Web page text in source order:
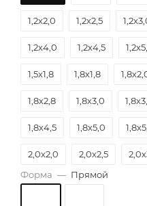
1,2х2,0 1,2х2,5
1,2х4,0 1,2х4,5
1,5х1,8 1,8х1,8
1,8х2,8 1,8х3,0
1,8х4,5 1,8х5,0
2,0х2,0 2,0х2,5
2,0х4,0 2,0х4,5
Форма — Прямой